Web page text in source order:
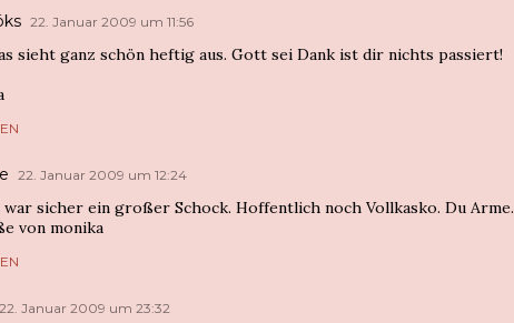
22. Januar 2009 um 11:56
sieht ganz schön heftig aus. Gott sei Dank ist dir nichts passiert!
22. Januar 2009 um 12:24
war sicher ein großer Schock. Hoffentlich noch Vollkasko. Du Arme.
von monika
22. Januar 2009 um 23:32